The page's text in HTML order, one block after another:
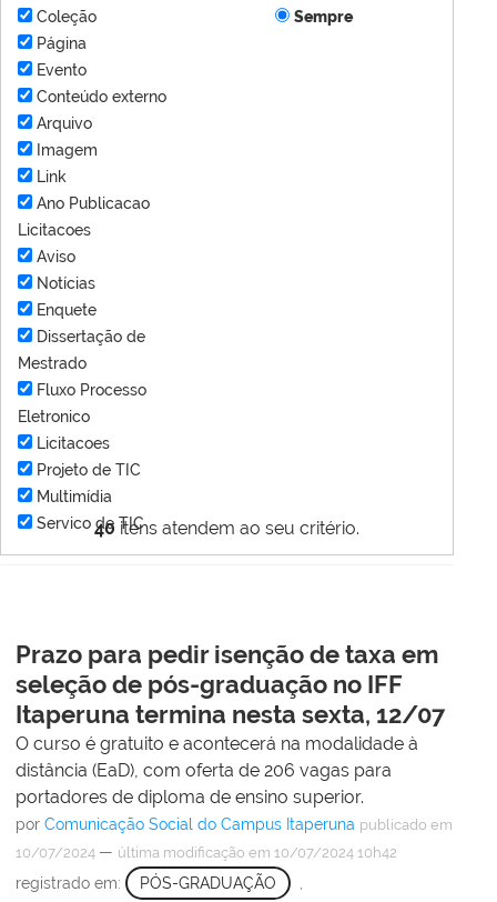
40 itens atendem ao seu critério.
Coleção
Página
Evento
Conteúdo externo
Arquivo
Imagem
Link
Ano Publicacao
Licitacoes
Aviso
Notícias
Enquete
Dissertação de
Mestrado
Fluxo Processo
Eletronico
Licitacoes
Projeto de TIC
Multimídia
Servico de TIC
Sempre
Prazo para pedir isenção de taxa em
seleção de pós-graduação no IFF
Itaperuna termina nesta sexta, 12/07
O curso é gratuito e acontecerá na modalidade à
distância (EaD), com oferta de 206 vagas para
portadores de diploma de ensino superior.
por Comunicação Social do Campus Itaperuna publicado em
10/07/2024 — última modificação em 10/07/2024 10h42
registrado em: PÓS-GRADUAÇÃO